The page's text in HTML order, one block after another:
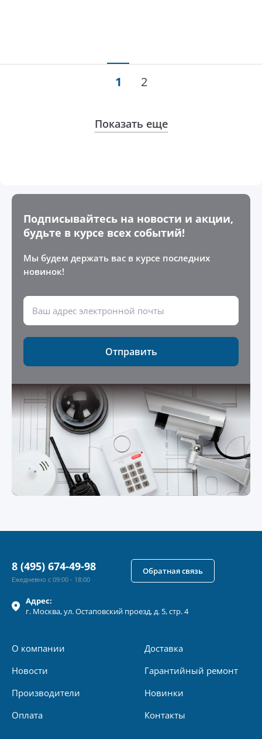
1 2
Показать еще
Подписывайтесь на новости и акции,
будьте в курсе всех событий!
Мы будем держать вас в курсе последних
новинок!
Отправить
Адрес:
г. Москва, ул.Остаповский проезд, д. 5, стр. 4
О компании
Новости
Производители
Оплата
Доставка
Гарантийный ремонт
Новинки
Контакты
8 (495) 674-49-98
Ежедневно с 09:00 - 18:00
Обратная связь